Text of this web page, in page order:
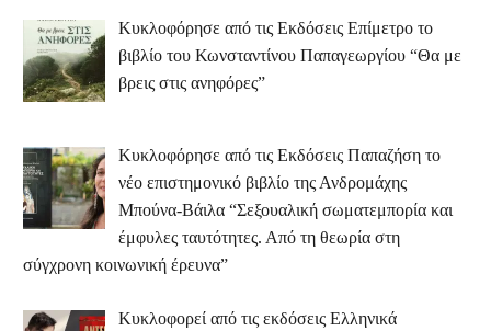
Κυκλοφόρησε από τις Εκδόσεις Επίμετρο το
βιβλίο του Κωνσταντίνου Παπαγεωργίου “Θα με
βρεις στις ανηφόρες”
Κυκλοφόρησε από τις Εκδόσεις Παπαζήση το
νέο επιστημονικό βιβλίο της Ανδρομάχης
Μπούνα-Βάιλα “Σεξουαλική σωματεμπορία και
έμφυλες ταυτότητες. Από τη θεωρία στη
σύγχρονη κοινωνική έρευνα”
Κυκλοφορεί από τις εκδόσεις Ελληνικά